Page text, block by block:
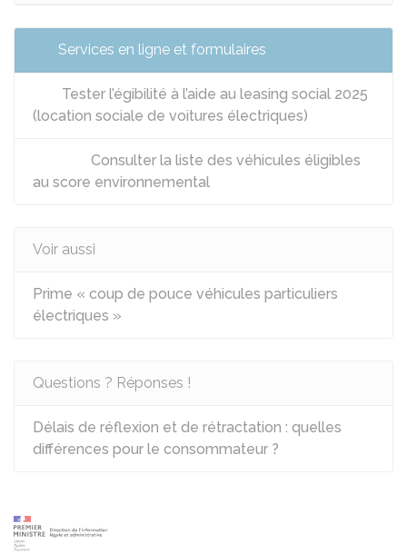
Services en ligne et formulaires
Tester l’égibilité à l’aide au leasing social 2025
(location sociale de voitures électriques)
Consulter la liste des véhicules éligibles
au score environnemental
Voir aussi
Prime « coup de pouce véhicules particuliers
électriques »
Questions ? Réponses !
Délais de réflexion et de rétractation : quelles
différences pour le consommateur ?